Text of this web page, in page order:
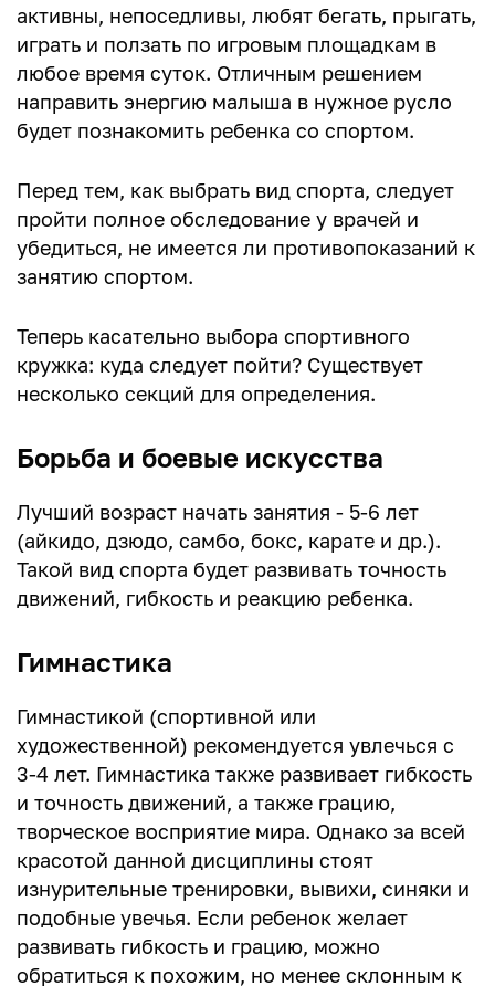
активны, непоседливы, любят бегать, прыгать,
играть и ползать по игровым площадкам в
любое время суток. Отличным решением
направить энергию малыша в нужное русло
будет познакомить ребенка со спортом.
Перед тем, как выбрать вид спорта, следует
пройти полное обследование у врачей и
убедиться, не имеется ли противопоказаний к
занятию спортом.
Теперь касательно выбора спортивного
кружка: куда следует пойти? Существует
несколько секций для определения.
Борьба и боевые искусства
Лучший возраст начать занятия - 5-6 лет
(айкидо, дзюдо, самбо, бокс, карате и др.).
Такой вид спорта будет развивать точность
движений, гибкость и реакцию ребенка.
Гимнастика
Гимнастикой (спортивной или
художественной) рекомендуется увлечься с
3-4 лет. Гимнастика также развивает гибкость
и точность движений, а также грацию,
творческое восприятие мира. Однако за всей
красотой данной дисциплины стоят
изнурительные тренировки, вывихи, синяки и
подобные увечья. Если ребенок желает
развивать гибкость и грацию, можно
обратиться к похожим, но менее склонным к